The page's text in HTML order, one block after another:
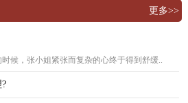
更多>>
候，张小姐紧张而复杂的心终于得到舒缓..